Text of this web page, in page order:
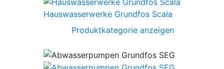
Hauswasserwerke Grundfos Scala
Produktkategorie anzeigen